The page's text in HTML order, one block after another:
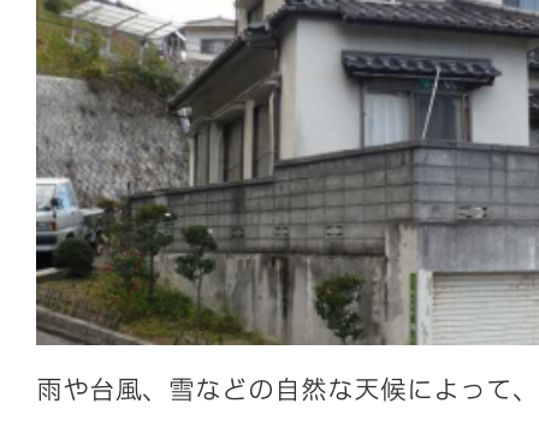
雨や台風、雪などの自然な天候によって